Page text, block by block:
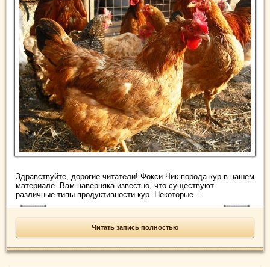
Здравствуйте, дорогие читатели! Фокси Чик порода кур в нашем
материале. Вам наверняка известно, что существуют
различные типы продуктивности кур. Некоторые ...
Читать запись полностью